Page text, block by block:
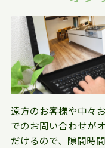
遠方のお客様や中々
でのお問い合わせが
だけるので、隙間時